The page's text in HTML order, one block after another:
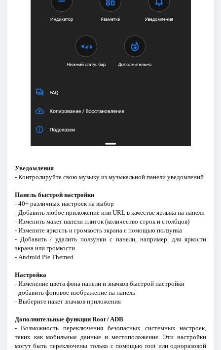
Уведомления
- Контролируйте свою музыку из музыкальной панели уведомлений
Панель быстрой настройки
- 40+ различных настроек на выбор
- Добавить любое приложение или URL в качестве ярлыка на панели
- Изменить макет панели плиток (количество строк и столбцов)
- Измените яркость и громкость экрана с помощью ползунка
- Добавить / удалить ползунки с панели, например. для яркости
экрана или громкости
- Android Pie Themed
Настройка
- Изменение цвета фона панели и значков быстрой настройки
- добавить фоновое изображение на панель
- Выберите пакет значков приложения
Дополнительные функции Root / ADB
- Возможность переключения безопасных системных настроек,
таких как мобильные данные и местоположение. Эти настройки
могут быть переключены только с помощью root или одноразовой